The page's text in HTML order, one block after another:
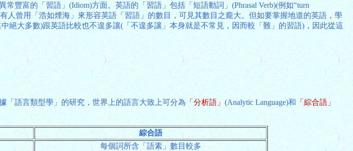
豐富的「習語」(Idiom)方面。英語的「習語」包括「短語動詞」(Phrasal Verb)(例如"turn
人曾用「浩如煙海」來形容英語「習語」的數目，可見其數目之龐大。但如要掌握地道的英語，學
絕大多數)跟英語比較也不遑多讓(「不遑多讓」本身就是不常見，因而較「難」的習語)，因此從這
「語言類型學」的研究，世界上的語言大致上可分為「分析語」(Analytic Language)和「綜合語」
綜合語
每個詞所含「語素」數目較多